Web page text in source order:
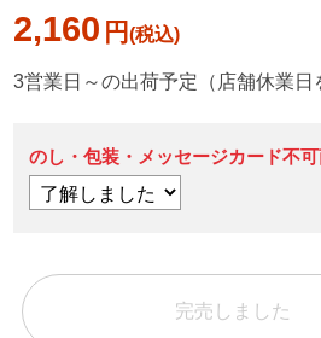
2,160 円
3営業日～の出荷予定（店舗休業日
のし・包装・メッセージカード不
完売しました